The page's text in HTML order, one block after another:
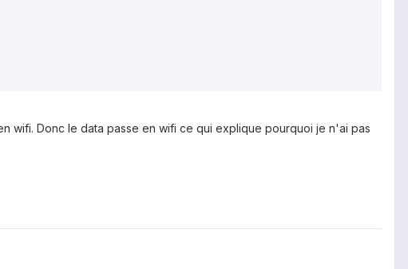
wifi. Donc le data passe en wifi ce qui explique pourquoi je n'ai pas